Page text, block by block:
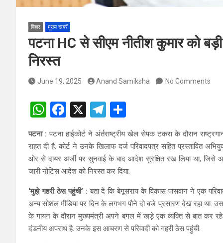
बिहार मुख्य खबरें
पटना HC से सीएम नीतीश कुमार को
निरस्त
June 19, 2025 Anand Samiksha No Comments
W
at
s
A
p
p
F
a
ce
b
o
o
k
X
T
e
gr
a
m
h
ar
e
पटना :पटना हाईकोर्ट ने अंर्तराष्ट्रीय खेल सेपक टकरा के दौरान
राहत दी है. कोर्ट ने उनके खिलाफ दर्ज परिवादपत्र सहित प्रस्तावित
ओर से दायर अर्जी पर सुनवाई के बाद आदेश सुरक्षित रख लिया था, जिसे
जारी नोटिस आदेश को निरस्त कर दिया.
‘मुझे गहरी ठेस पहुंची’ : बता दें कि बेगूसराय के विकास पासवान ने एक
अन्य सोशल मीडिया पर दिन के लगभग पौने दो बजे प्रसारण देख रहा था.
के गायन के दौरान मुख्यमंत्री अपने बगल में खड़े एक व्यक्ति से बात कर रहे
दंडनीय अपराध है. उनके इस आचरण से परिवादी को गहरी ठेस पहुंची.